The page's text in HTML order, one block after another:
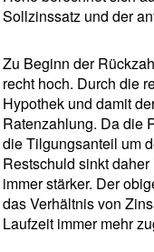
Sollzinssatz und der
Zu Beginn der
recht hoch. Durch die
Hypothek und damit
Ratenzahlung. Da die
die Tilgungsanteil um
Restschuld sinkt
immer stärker. Der
das Verhältnis von
Laufzeit immer mehr